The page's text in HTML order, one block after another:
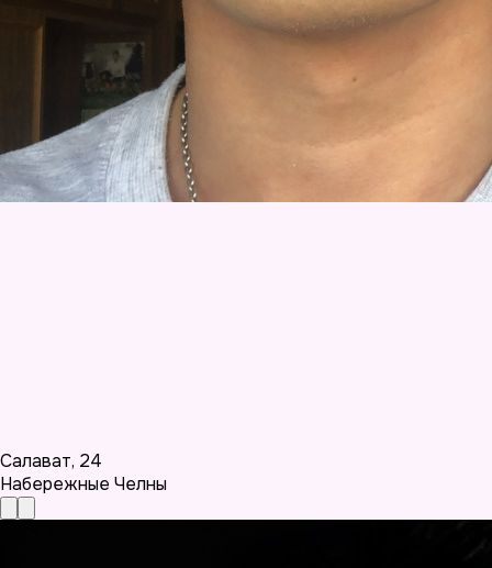
Салават, 24
Набережные Челны